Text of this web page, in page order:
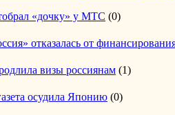
«дочку» у МТС (0)
отказалась от
визы россиянам (1)
осудила Японию (0)